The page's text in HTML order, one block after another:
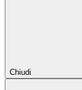
Chiudi